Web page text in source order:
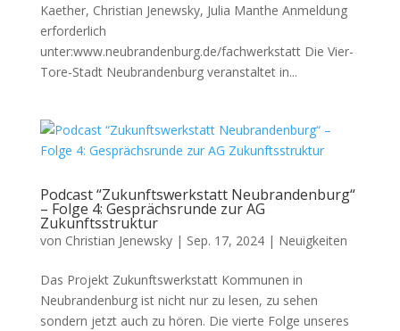
Kaether, Christian Jenewsky, Julia Manthe Anmeldung
erforderlich
unter:www.neubrandenburg.de/fachwerkstatt Die Vier-
Tore-Stadt Neubrandenburg veranstaltet in...
Podcast “Zukunftswerkstatt Neubrandenburg“
– Folge 4: Gesprächsrunde zur AG
Zukunftsstruktur
von Christian Jenewsky| Sep. 17, 2024| Neuigkeiten
Das Projekt Zukunftswerkstatt Kommunen in
Neubrandenburg ist nicht nur zu lesen, zu sehen
sondern jetzt auch zu hören. Die vierte Folge unseres